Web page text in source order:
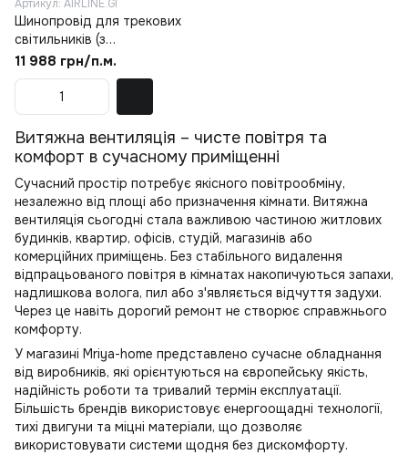
Артикул: AIRLINE.GI
Шинопровід для трекових
світильників (з
вентиляцією) AIRLINE©
11 988 грн/п.м.
Витяжна вентиляція – чисте повітря та
комфорт в сучасному приміщенні
Сучасний простір потребує якісного повітрообміну,
незалежно від площі або призначення кімнати. Витяжна
вентиляція сьогодні стала важливою частиною житлових
будинків, квартир, офісів, студій, магазинів або
комерційних приміщень. Без стабільного видалення
відпрацьованого повітря в кімнатах накопичуються запахи,
надлишкова волога, пил або з'являється відчуття задухи.
Через це навіть дорогий ремонт не створює справжнього
комфорту.
У магазині Mriya-home представлено сучасне обладнання
від виробників, які орієнтуються на європейську якість,
надійність роботи та тривалий термін експлуатації.
Більшість брендів використовує енергоощадні технології,
тихі двигуни та міцні матеріали, що дозволяє
використовувати системи щодня без дискомфорту.